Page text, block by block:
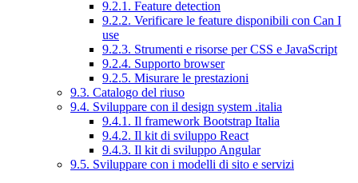
9.2.1. Feature detection
9.2.2. Verificare le feature disponibili con Can I
use
9.2.3. Strumenti e risorse per CSS e JavaScript
9.2.4. Supporto browser
9.2.5. Misurare le prestazioni
9.3. Catalogo del riuso
9.4. Sviluppare con il design system .italia
9.4.1. Il framework Bootstrap Italia
9.4.2. Il kit di sviluppo React
9.4.3. Il kit di sviluppo Angular
9.5. Sviluppare con i modelli di sito e servizi